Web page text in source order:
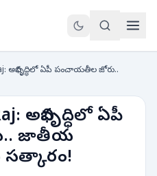
అభివృద్ధిలో ఏపీ పంచాయతీల జోరు..
అభివృద్ధిలో ఏపీ
జాతీయ
సత్కారం!